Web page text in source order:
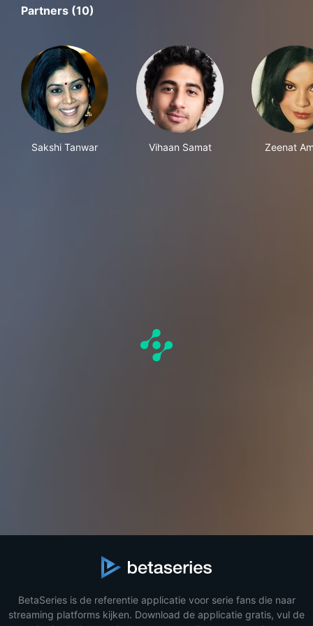
Partners (10)
Sakshi Tanwar Vihaan Samat Zeenat
BetaSeries is de referentie applicatie voor serie fans die naar
streaming platforms kijken. Download de applicatie gratis, vul de